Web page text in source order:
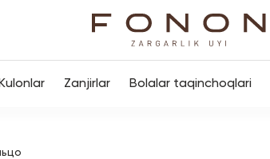
Kulonlar Zanjirlar Bolalar taqinchoqlari